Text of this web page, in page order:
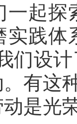
一起
实践体
们设
有这
是光